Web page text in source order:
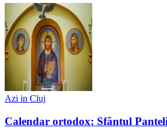
Azi in Cluj
Calendar ortodox: Sfântul